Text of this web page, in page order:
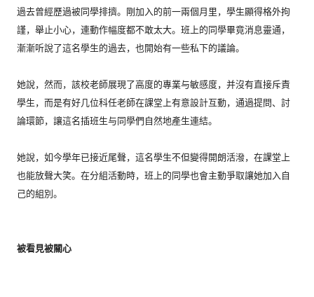
過去曾經歷過被同學排擠。剛加入的前一兩個月里， 學生顯得格外拘
謹，舉止小心，連動作幅度都不敢太大。 班上的同學畢竟消息靈通，
漸漸听說了這名學生的過去， 也開始有一些私下的議論。
她說，然而，該校老師展現了高度的專業与敏感度， 并沒有直接斥責
學生， 而是有好几位科任老師在課堂上有意設計互動，通過提問、 討
論環節，讓這名插班生与同學們自然地產生連結。
她說，如今學年已接近尾聲，這名學生不但變得開朗活潑， 在課堂上
也能放聲大笑。在分組活動時， 班上的同學也會主動爭取讓她加入自
己的組別。
被看見被關心